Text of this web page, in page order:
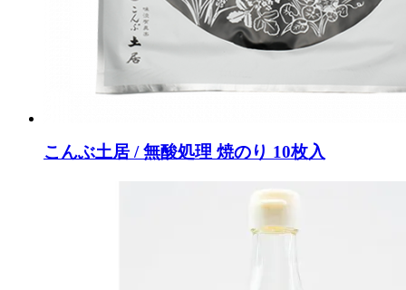
こんぶ土居 / 無酸処理 焼のり 10枚入